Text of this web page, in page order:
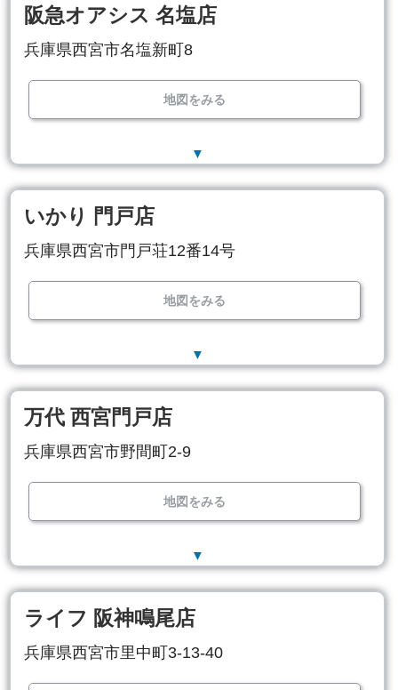
阪急オアシス 名塩店
兵庫県西宮市名塩新町8
地図をみる
▼
いかり 門戸店
兵庫県西宮市門戸荘12番14号
地図をみる
▼
万代 西宮門戸店
兵庫県西宮市野間町2-9
地図をみる
▼
ライフ 阪神鳴尾店
兵庫県西宮市里中町3-13-40